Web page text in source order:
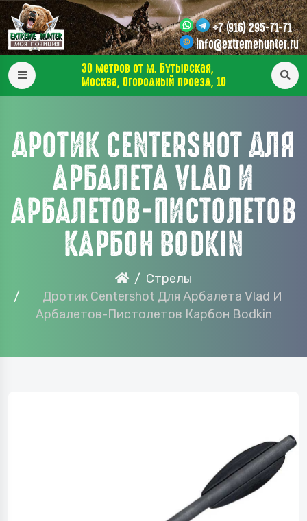
+7 (916) 295-71-71
info@extremehunter.ru
30 метров от м. Бутырская,
Москва, Огородный проезд, 10
ДРОТИК CENTERSHOT ДЛЯ
АРБАЛЕТА VLAD И
АРБАЛЕТОВ-ПИСТОЛЕТОВ
КАРБОН BODKIN
Стрелы
Дротик Centershot Для Арбалета Vlad И
Арбалетов-Пистолетов Карбон Bodkin